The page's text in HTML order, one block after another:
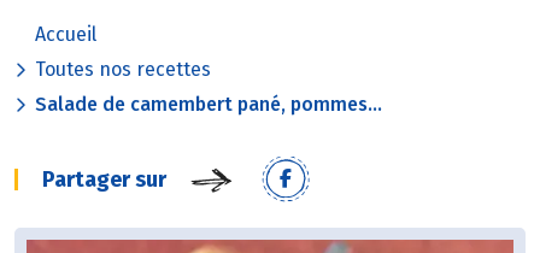
Accueil
Toutes nos recettes
Salade de camembert pané, pommes...
Partager sur